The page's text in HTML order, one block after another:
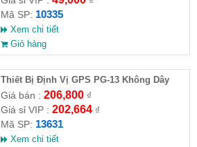
Mã SP: 10335
Xem chi tiết
Giỏ hàng
Thiết Bị Định Vị GPS PG-13 Không Dây
Thông Minh
Giá bán : 206,800₫
Giá sỉ VIP : 202,664₫
Mã SP: 13631
Xem chi tiết